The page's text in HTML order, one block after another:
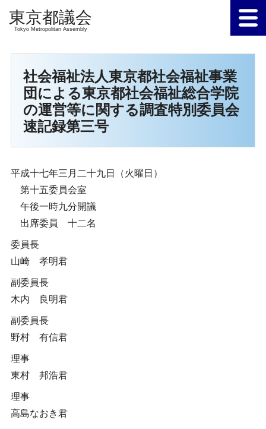
Tokyo Metropolitan Assembly
社会福祉法人東京都社会福祉事業
団による東京都社会福祉総合学院
の運営等に関する調査特別委員会
速記録第三号
平成十七年三月二十九日（火曜日）
第十五委員会室
午後一時九分開議
出席委員 十二名
委員長
山崎 孝明君
副委員長
木内 良明君
副委員長
野村 有信君
理事
東村 邦浩君
理事
高島なおき君